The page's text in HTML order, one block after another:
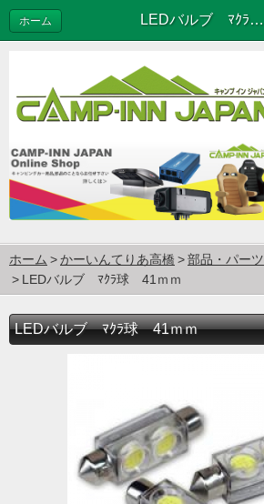
LEDバルブ ﾏｸﾗ球 41ｍｍ
ホーム
ホーム かーいんてりあ高橋 部品・パーツ
LEDバルブ ﾏｸﾗ球 41ｍｍ
LEDバルブ ﾏｸﾗ球 41ｍｍ